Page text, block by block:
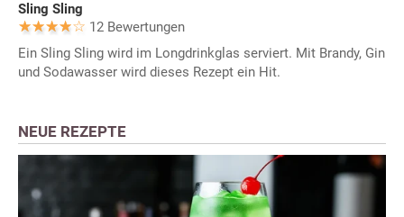
Sling Sling
12 Bewertungen
Ein Sling Sling wird im Longdrinkglas serviert. Mit Brandy, Gin
und Sodawasser wird dieses Rezept ein Hit.
NEUE REZEPTE